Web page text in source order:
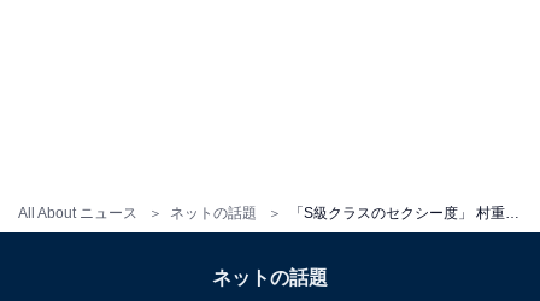
All About ニュース ネットの話題
ネットの話題